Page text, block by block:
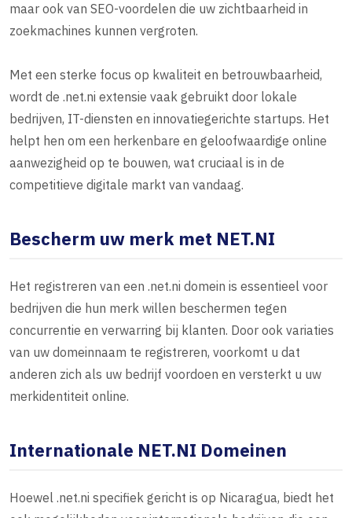
maar ook van SEO-voordelen die uw zichtbaarheid in
zoekmachines kunnen vergroten.
Met een sterke focus op kwaliteit en betrouwbaarheid,
wordt de .net.ni extensie vaak gebruikt door lokale
bedrijven, IT-diensten en innovatiegerichte startups. Het
helpt hen om een herkenbare en geloofwaardige online
aanwezigheid op te bouwen, wat cruciaal is in de
competitieve digitale markt van vandaag.
Bescherm uw merk met NET.NI
Het registreren van een .net.ni domein is essentieel voor
bedrijven die hun merk willen beschermen tegen
concurrentie en verwarring bij klanten. Door ook variaties
van uw domeinnaam te registreren, voorkomt u dat
anderen zich als uw bedrijf voordoen en versterkt u uw
merkidentiteit online.
Internationale NET.NI Domeinen
Hoewel .net.ni specifiek gericht is op Nicaragua, biedt het